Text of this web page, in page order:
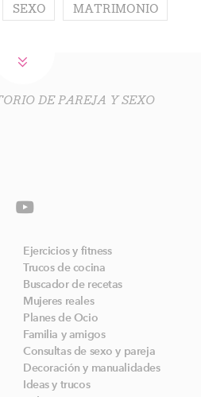
SEXO MATRIMONIO
DE PAREJA Y SEXO
Ejercicios y fitness
Trucos de cocina
Buscador de recetas
Mujeres reales
Planes de Ocio
Familia y amigos
Consultas de sexo y pareja
Decoración y manualidades
Ideas y trucos